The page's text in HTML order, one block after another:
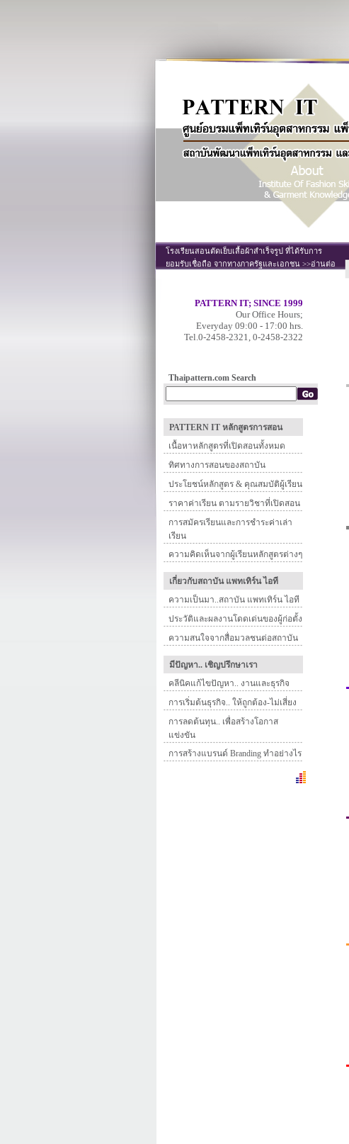
โรงเรียนสอนตัดเย็บเสื้อผ้าสำเร็จรูป ที่ได้รับการ
ยอมรับเชื่อถือ จากทางภาครัฐและเอกชน >>อ่านต่อ
PATTERN IT; SINCE 1999
Our Office Hours;
Everyday 09:00 - 17:00 hrs.
Tel.0-2458-2321, 0-2458-2322
Thaipattern.com Search
PATTERN IT หลักสูตรการสอน
เนื้อหาหลักสูตรที่เปิดสอนทั้งหมด
ทิศทางการสอนของสถาบัน
ประโยชน์หลักสูตร & คุณสมบัติผู้เรียน
ราคาค่าเรียน ตามรายวิชาที่เปิดสอน
การสมัครเรียนและการชำระค่าเล่า
เรียน
ความคิดเห็นจากผู้เรียนหลักสูตรต่างๆ
เกี่ยวกับสถาบัน แพทเทิร์น ไอที
ความเป็นมา..สถาบัน แพทเทิร์น ไอที
ประวัติและผลงานโดดเด่นของผู้ก่อตั้ง
ความสนใจจากสื่อมวลชนต่อสถาบัน
มีปัญหา.. เชิญปรึกษาเรา
คลีนิคแก้ไขปัญหา.. งานและธุรกิจ
การเริ่มต้นธุรกิจ.. ให้ถูกต้อง-ไม่เสี่ยง
การลดต้นทุน.. เพื่อสร้างโอกาส
แข่งขัน
การสร้างแบรนด์ Branding ทำอย่างไร